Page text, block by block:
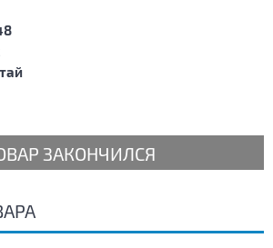
ЗАКОНЧИЛСЯ